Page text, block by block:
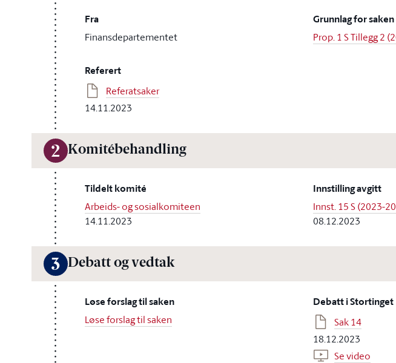
Fra
Finansdepartementet
Grunnlag for saken
Prop. 1 S Tillegg 2
Referert
Referatsaker
14.11.2023
2 Komitébehandling
Tildelt komité
Arbeids- og sosialkomiteen
14.11.2023
Innstilling avgitt
Innst. 15 S (2023-
08.12.2023
3 Debatt og vedtak
Løse forslag til saken
Løse forslag til saken
Debatt i Stortinget
Sak 14
18.12.2023
Se video